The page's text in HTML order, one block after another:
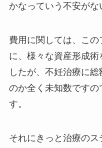
かなっていう不安がな
費用に関しては、こ
に、様々な資産形成
したが、不妊治療に
のか全く未知数です
す。
それにきっと治療のス